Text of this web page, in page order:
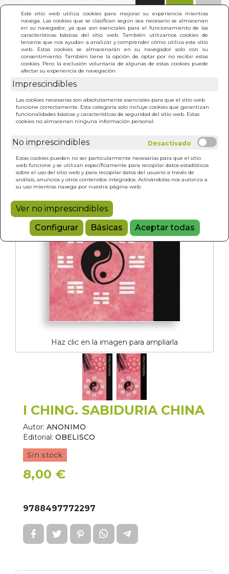
Este sitio web utiliza cookies para mejorar su experiencia mientras
navega. Las cookies que se clasifican según sea necesario se almacenan
en su navegador, ya que son esenciales para el funcionamiento de las
características básicas del sitio web. También utilizamos cookies de
terceros que nos ayudan a analizar y comprender cómo utiliza este sitio
web. Estas cookies se almacenarán en su navegador solo con su
consentimiento. También tiene la opción de optar por no recibir estas
cookies. Pero la exclusión voluntaria de algunas de estas cookies puede
afectar su experiencia de navegación.
Imprescindibles
Las cookies necesarias son absolutamente esenciales para que el sitio web
funcione correctamente. Esta categoría solo incluye cookies que garantizan
funcionalidades básicas y características de seguridad del sitio web. Estas
cookies no almacenan ninguna información personal.
No imprescindibles
Estas cookies pueden no ser particularmente necesarias para que el sitio
web funcione y se utilizan específicamente para recopilar datos estadísticos
sobre el uso del sitio web y para recopilar datos del usuario a través de
análisis, anuncios y otros contenidos integrados. Activándolas nos autoriza a
su uso mientras navega por nuestra página web.
Ver no imprescindibles
Configurar
Básicas Aceptar todas
INICIO > I CHING. SABIDURIA CHINA
Haz clic en la imagen para ampliarla
I CHING. SABIDURIA CHINA
Autor: ANONIMO
Editorial: OBELISCO
Sin stock
8,00 €
9788497772297